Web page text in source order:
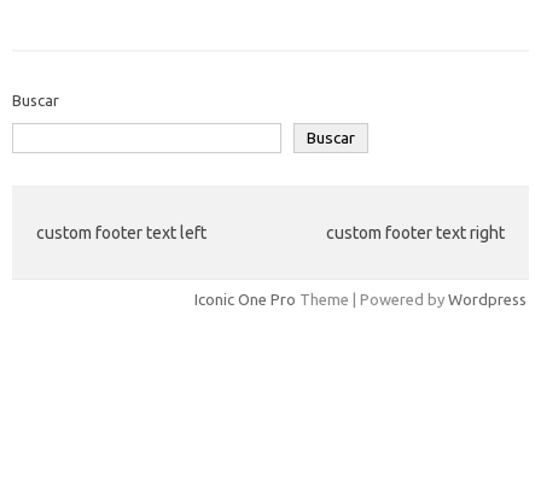
Buscar
Buscar
custom footer text left custom footer text right
Iconic One Pro Theme | Powered by Wordpress